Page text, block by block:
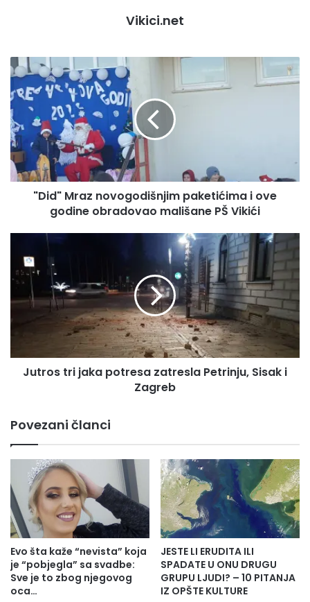
Vikici.net
"
D
i
d
"
M
r
a
z
d
i
n
i
e
t
i
i
m
a
i
v
e
g
"Did" Mraz novogodišnjim paketićima i ove
godine obradovao mališane PŠ Vikići
r
o
i
p
o
t
e
a
z
a
t
r
e
Jutros tri jaka potresa zatresla Petrinju, Sisak i
Zagreb
Povezani članci
Evo šta kaže “nevista” koja
je “pobjegla” sa svadbe:
Sve je to zbog njegovog
oca…
JESTE LI ERUDITA ILI
SPADATE U ONU DRUGU
GRUPU LJUDI? – 10 PITANJA
IZ OPŠTE KULTURE